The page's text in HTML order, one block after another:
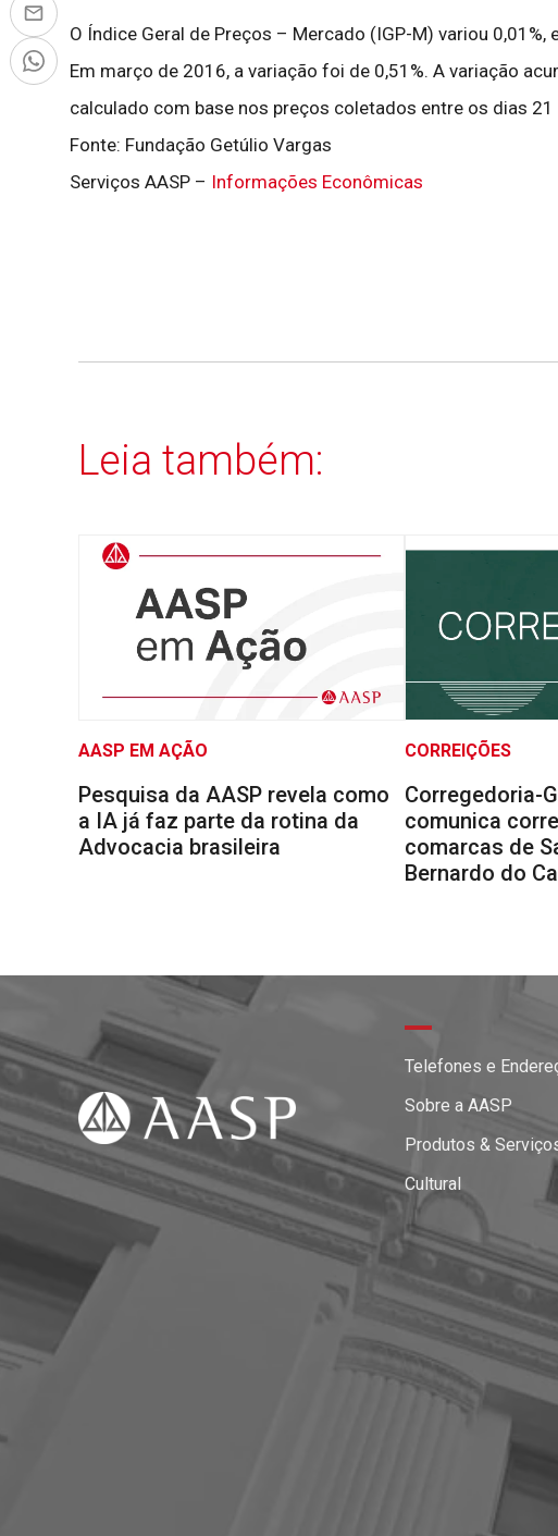
O Índice Geral de Preços – Mercado (IGP-M) variou
Em março de 2016, a variação foi de 0,51%. A variação
calculado com base nos preços coletados entre os dias
Fonte: Fundação Getúlio Vargas
Serviços AASP – Informações Econômicas
Leia também:
AASP EM AÇÃO
Pesquisa da AASP revela como
a IA já faz parte da rotina da
Advocacia brasileira
CORREIÇÕES
Corregedoria-
comunica
comarcas de
Bernardo do
Telefones e
Sobre a AASP
Produtos &
Cultural